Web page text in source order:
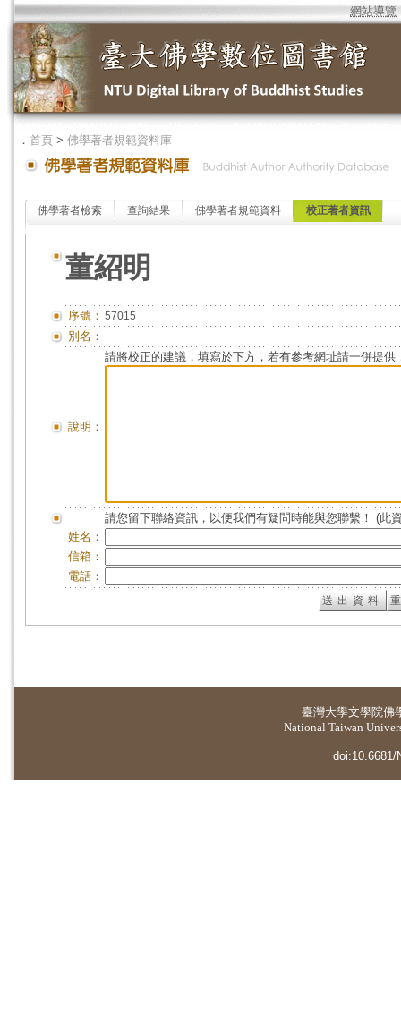
網站導覽
． 首頁 > 佛學著者規範資料庫
佛學著者檢索 查詢結果 佛學著者規範資料 校正著者資訊
董紹明
序號： 57015
別名：
說明：
請將校正的建議，填寫於下方，若有參考網址請一併提供
請您留下聯絡資訊，以便我們有疑問時能與您聯繫！ (此
姓名：
信箱：
電話：
臺灣大學文學院佛
National Taiwan
doi:10.6681/